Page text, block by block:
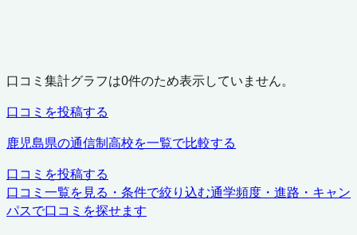
口コミ集計グラフは0件のため表示していません。
口コミを投稿する
鹿児島県の通信制高校を一覧で比較する
口コミを投稿する
口コミ一覧を見る・条件で絞り込む通学頻度・進路・キャン
パスで口コミを探せます